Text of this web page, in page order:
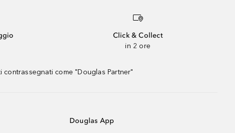
Click & Collect
in 2 ore
come "Douglas Partner"
Douglas App